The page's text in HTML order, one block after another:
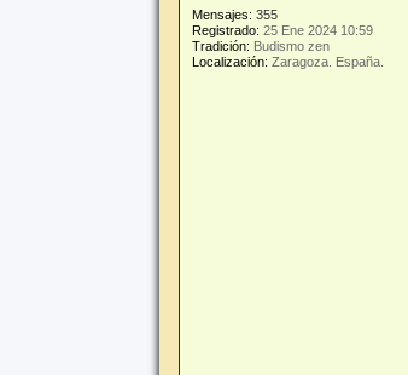
Mensajes: 355
Registrado: 25 Ene 2024 10:59
Tradición: Budismo zen
Localización: Zaragoza. España.